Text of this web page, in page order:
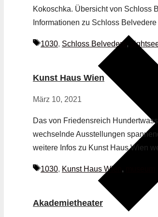
Kokoschka. Übersicht von Schloss
Informationen zu Schloss
Schlagwörter
1030, Schloss Belvedere ,
Kunst Haus Wien
März 10, 2021
Das von Friedensreich
wechselnde Ausstellungen
weitere Infos zu Kunst Haus Wien
Schlagwörter
1030, Kunst Haus Wien ,
Akademietheater